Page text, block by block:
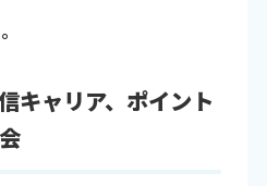
キャリア、ポイント